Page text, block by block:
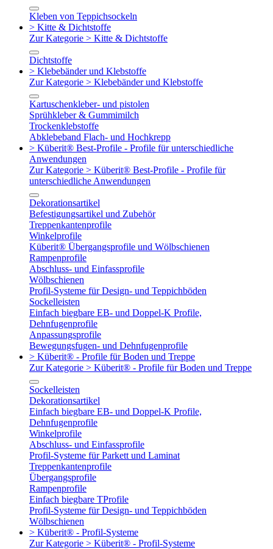
Kleben von Teppichsockeln
> Kitte & Dichtstoffe
Zur Kategorie > Kitte & Dichtstoffe
Dichtstoffe
> Klebebänder und Klebstoffe
Zur Kategorie > Klebebänder und Klebstoffe
Kartuschenkleber- und pistolen
Sprühkleber & Gummimilch
Trockenklebstoffe
Abklebeband Flach- und Hochkrepp
> Küberit® Best-Profile - Profile für unterschiedliche
Anwendungen
Zur Kategorie > Küberit® Best-Profile - Profile für
unterschiedliche Anwendungen
Dekorationsartikel
Befestigungsartikel und Zubehör
Treppenkantenprofile
Winkelprofile
Küberit® Übergangsprofile und Wölbschienen
Rampenprofile
Abschluss- und Einfassprofile
Wölbschienen
Profil-Systeme für Design- und Teppichböden
Sockelleisten
Einfach biegbare EB- und Doppel-K Profile,
Dehnfugenprofile
Anpassungsprofile
Bewegungsfugen- und Dehnfugenprofile
> Küberit® - Profile für Boden und Treppe
Zur Kategorie > Küberit® - Profile für Boden und Treppe
Sockelleisten
Dekorationsartikel
Einfach biegbare EB- und Doppel-K Profile,
Dehnfugenprofile
Winkelprofile
Abschluss- und Einfassprofile
Profil-Systeme für Parkett und Laminat
Treppenkantenprofile
Übergangsprofile
Rampenprofile
Einfach biegbare TProfile
Profil-Systeme für Design- und Teppichböden
Wölbschienen
> Küberit® - Profil-Systeme
Zur Kategorie > Küberit® - Profil-Systeme